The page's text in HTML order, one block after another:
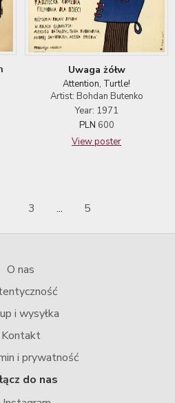
Uwaga żółw
Attention, Turtle!
Artist: Bohdan Butenko
Year: 1971
PLN 600
View poster
3 ... 5
O nas
i wysyłka
Kontakt
i prywatność
do nas